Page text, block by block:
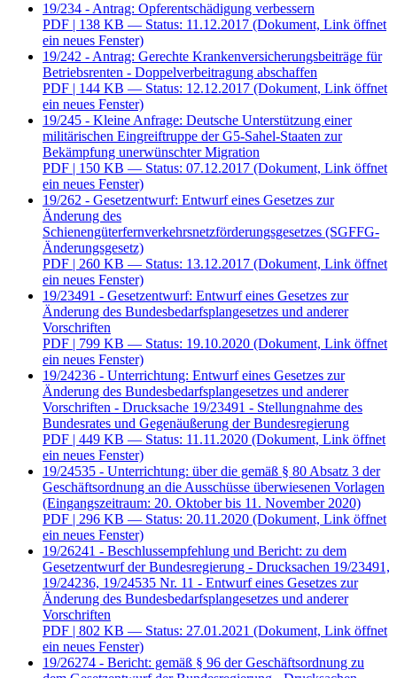
19/234 - Antrag: Opferentschädigung verbessern
PDF | 138 KB — Status: 11.12.2017 (Dokument, Link öffnet
ein neues Fenster)
19/242 - Antrag: Gerechte Krankenversicherungsbeiträge für
Betriebsrenten - Doppelverbeitragung abschaffen
PDF | 144 KB — Status: 12.12.2017 (Dokument, Link öffnet
ein neues Fenster)
19/245 - Kleine Anfrage: Deutsche Unterstützung einer
militärischen Eingreiftruppe der G5-Sahel-Staaten zur
Bekämpfung unerwünschter Migration
PDF | 150 KB — Status: 07.12.2017 (Dokument, Link öffnet
ein neues Fenster)
19/262 - Gesetzentwurf: Entwurf eines Gesetzes zur
Änderung des
Schienengüterfernverkehrsnetzförderungsgesetzes (SGFFG-
Änderungsgesetz)
PDF | 260 KB — Status: 13.12.2017 (Dokument, Link öffnet
ein neues Fenster)
19/23491 - Gesetzentwurf: Entwurf eines Gesetzes zur
Änderung des Bundesbedarfsplangesetzes und anderer
Vorschriften
PDF | 799 KB — Status: 19.10.2020 (Dokument, Link öffnet
ein neues Fenster)
19/24236 - Unterrichtung: Entwurf eines Gesetzes zur
Änderung des Bundesbedarfsplangesetzes und anderer
Vorschriften - Drucksache 19/23491 - Stellungnahme des
Bundesrates und Gegenäußerung der Bundesregierung
PDF | 449 KB — Status: 11.11.2020 (Dokument, Link öffnet
ein neues Fenster)
19/24535 - Unterrichtung: über die gemäß § 80 Absatz 3 der
Geschäftsordnung an die Ausschüsse überwiesenen Vorlagen
(Eingangszeitraum: 20. Oktober bis 11. November 2020)
PDF | 296 KB — Status: 20.11.2020 (Dokument, Link öffnet
ein neues Fenster)
19/26241 - Beschlussempfehlung und Bericht: zu dem
Gesetzentwurf der Bundesregierung - Drucksachen 19/23491,
19/24236, 19/24535 Nr. 11 - Entwurf eines Gesetzes zur
Änderung des Bundesbedarfsplangesetzes und anderer
Vorschriften
PDF | 802 KB — Status: 27.01.2021 (Dokument, Link öffnet
ein neues Fenster)
19/26274 - Bericht: gemäß § 96 der Geschäftsordnung zu